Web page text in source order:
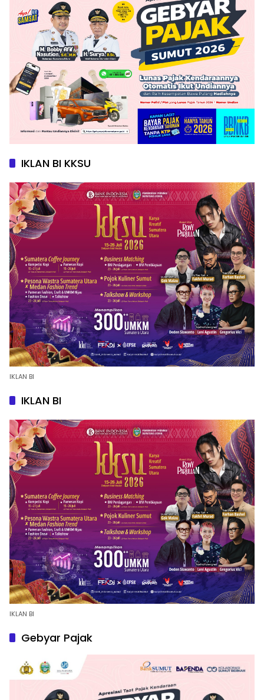
IKLAN BI KKSU
IKLAN BI
IKLAN BI
IKLAN BI
Gebyar Pajak